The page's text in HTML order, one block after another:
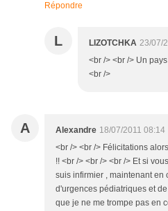
Répondre
L LIZOTCHKA 23/07/
<br /> <br /> Un
<br />
A Alexandre 18/07/2011 08:14
<br /> <br /> Félicitations
!! <br /> <br /> <br /> Et si
suis infirmier , maintenant en
d'urgences pédiatriques et
que je ne me trompe pas en